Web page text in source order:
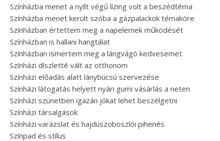
Színházba menet a nyílt végű lízing volt a beszédtéma
Színházba menet került szóba a gázpalackok témaköre
Színházban értettem meg a napelemek működését
Színházban is hallani hangtálat
Színházban ismertem meg a lángvágó kedvesemet
Színházi díszletté vált az otthonom
Színházi előadás alatt lánybúcsú szervezése
Színházi látogatás helyett nyári gumi vásárlás a neten
Színházi szünetben igazán jókat lehet beszélgetni
Színházi társalgások
Színházi varázslat és hajdúszoboszlói pihenés
Színpad és stílus